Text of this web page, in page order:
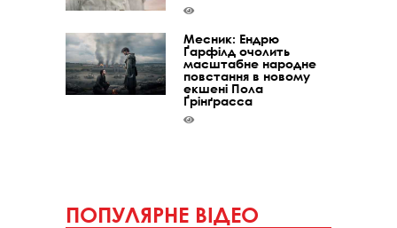
Месник: Ендрю
Ґарфілд очолить
масштабне народне
повстання в новому
екшені Пола
Ґрінґрасса
ПОПУЛЯРНЕ ВІДЕО